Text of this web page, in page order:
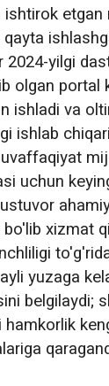
ishtirok
2024-yilgi
olgan portal
ishladi va
ishlab
uchun
xizmat
yuzaga
belgilaydi;